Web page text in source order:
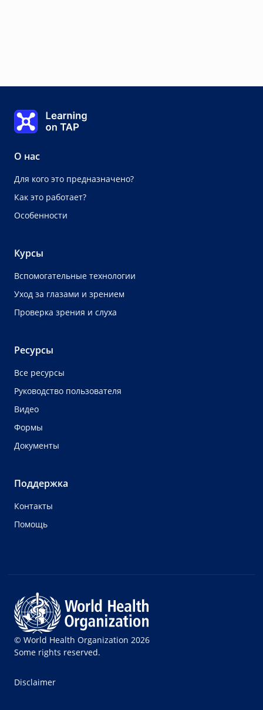
Learning on TAP Главная
О нас
Для кого это предназначено?
Как это работает?
Особенности
Курсы
Вспомогательные технологии
Уход за глазами и зрением
Проверка зрения и слуха
Ресурсы
Все ресурсы
Руководство пользователя
Видео
Формы
Документы
Поддержка
Контакты
Помощь
© World Health Organization 2026
Some rights reserved.
Disclaimer